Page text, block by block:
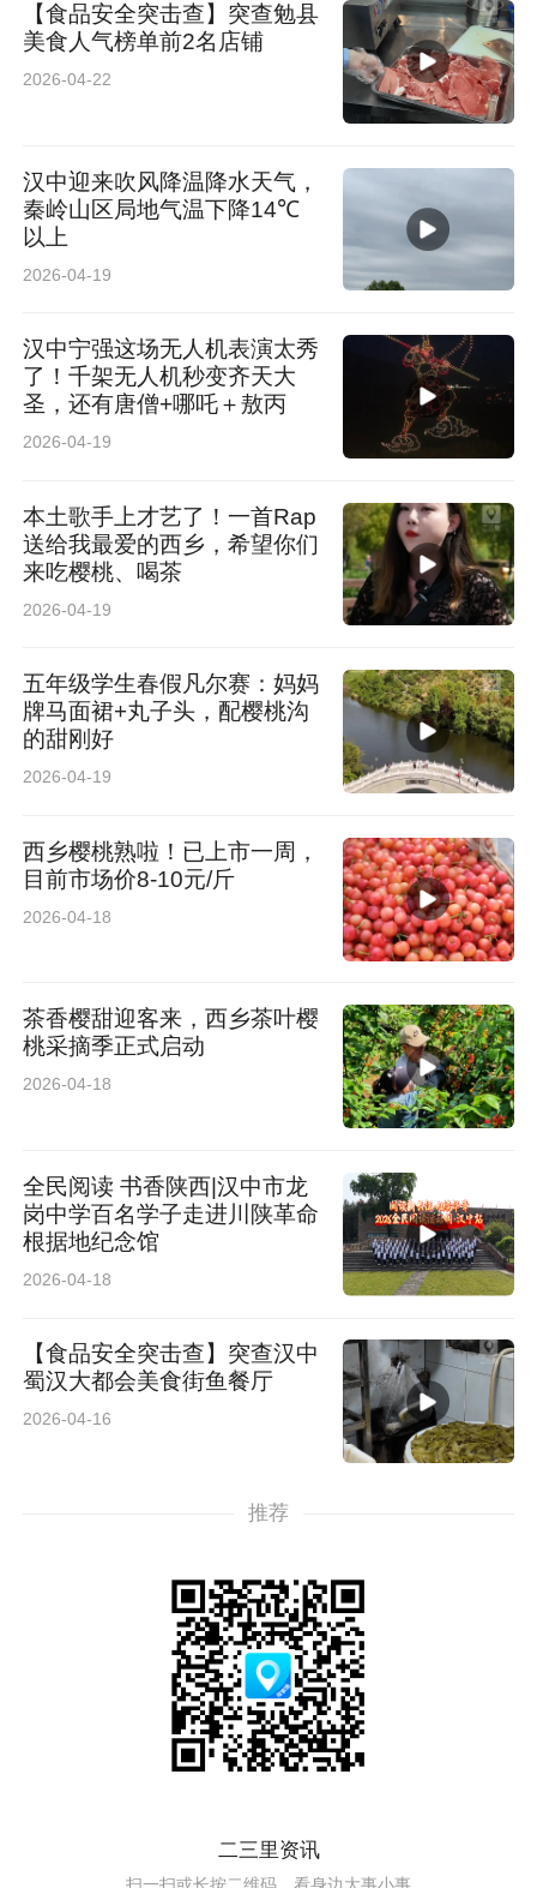
【食品安全突击查】突查勉县
美食人气榜单前2名店铺
2026-04-22
汉中迎来吹风降温降水天气，
秦岭山区局地气温下降14℃
以上
2026-04-19
汉中宁强这场无人机表演太秀
了！千架无人机秒变齐天大
圣，还有唐僧+哪吒＋敖丙
2026-04-19
本土歌手上才艺了！一首Rap
送给我最爱的西乡，希望你们
来吃樱桃、喝茶
2026-04-19
五年级学生春假凡尔赛：妈妈
牌马面裙+丸子头，配樱桃沟
的甜刚好
2026-04-19
西乡樱桃熟啦！已上市一周，
目前市场价8-10元/斤
2026-04-18
茶香樱甜迎客来，西乡茶叶樱
桃采摘季正式启动
2026-04-18
全民阅读 书香陕西|汉中市龙
岗中学百名学子走进川陕革命
根据地纪念馆
2026-04-18
【食品安全突击查】突查汉中
蜀汉大都会美食街鱼餐厅
2026-04-16
推荐
二三里资讯